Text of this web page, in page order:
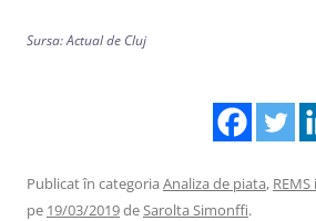
Sursa: Actual de Cluj
Publicat în categoria Analiza de piata,
pe 19/03/2019deSarolta Simonffi.